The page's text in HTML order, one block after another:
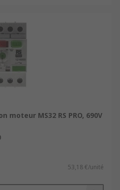
MS32 RS PRO, 690V
53,18 €/unité